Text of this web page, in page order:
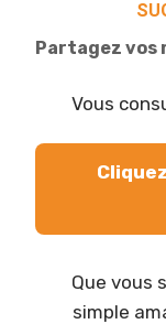
Partagez vos
Vous
Que vous
simple